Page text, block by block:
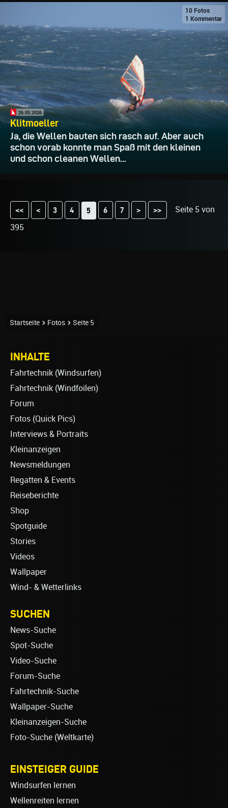
10 Fotos
1 Kommentar
26.05.2026
Klitmoeller
Ja, die Wellen bauten sich rasch auf. Aber auch
schon vorab konnte man Spaß mit den kleinen
und schon cleanen Wellen...
<< < 3 4 5 6 7 > >>
Seite 5 von
395
Startseite Fotos Seite 5
INHALTE
Fahrtechnik (Windsurfen)
Fahrtechnik (Windfoilen)
Forum
Fotos (Quick Pics)
Interviews & Portraits
Kleinanzeigen
Newsmeldungen
Regatten & Events
Reiseberichte
Shop
Spotguide
Stories
Videos
Wallpaper
Wind- & Wetterlinks
SUCHEN
News-Suche
Spot-Suche
Video-Suche
Forum-Suche
Fahrtechnik-Suche
Wallpaper-Suche
Kleinanzeigen-Suche
Foto-Suche (Weltkarte)
EINSTEIGER GUIDE
Windsurfen lernen
Wellenreiten lernen